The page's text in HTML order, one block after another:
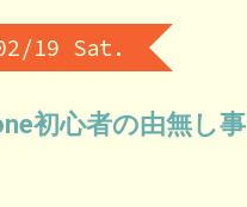
19 Sat.
初心者の由無し事